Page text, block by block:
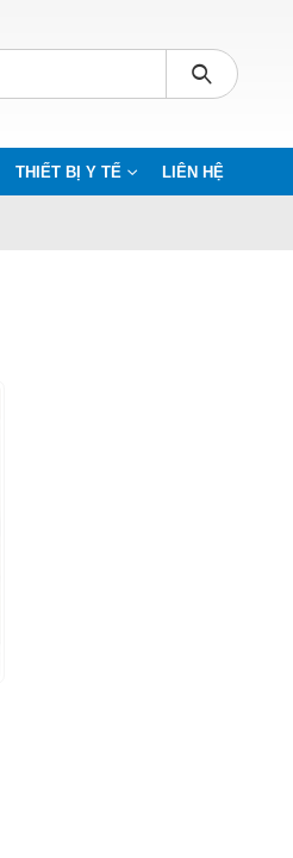
THIẾT BỊ Y TẾ LIÊN HỆ